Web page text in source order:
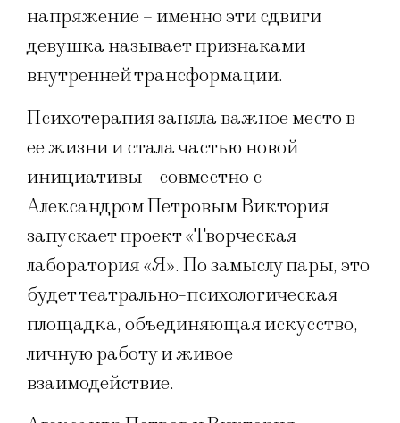
напряжение – именно эти сдвиги
девушка называет признаками
внутренней трансформации.
Психотерапия заняла важное место в
ее жизни и стала частью новой
инициативы – совместно с
Александром Петровым Виктория
запускает проект «Творческая
лаборатория «Я». По замыслу пары, это
будет театрально-психологическая
площадка, объединяющая искусство,
личную работу и живое
взаимодействие.